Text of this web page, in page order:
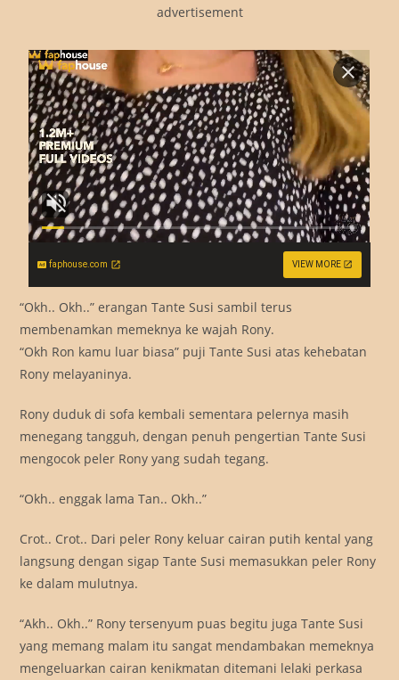
advertisement
faphouse.com VIEW MORE
“Okh.. Okh..” erangan Tante Susi sambil terus
membenamkan memeknya ke wajah Rony.
“Okh Ron kamu luar biasa” puji Tante Susi atas kehebatan
Rony melayaninya.
Rony duduk di sofa kembali sementara pelernya masih
menegang tangguh, dengan penuh pengertian Tante Susi
mengocok peler Rony yang sudah tegang.
“Okh.. enggak lama Tan.. Okh..”
Crot.. Crot.. Dari peler Rony keluar cairan putih kental yang
langsung dengan sigap Tante Susi memasukkan peler Rony
ke dalam mulutnya.
“Akh.. Okh..” Rony tersenyum puas begitu juga Tante Susi
yang memang malam itu sangat mendambakan memeknya
mengeluarkan cairan kenikmatan ditemani lelaki perkasa